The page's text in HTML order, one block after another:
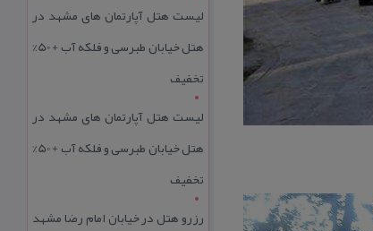
لیست هتل آپارتمان های مشهد در
هتل خیابان طبرسی و فلکه آب + 50%
تخفیف
لیست هتل آپارتمان های مشهد در
هتل خیابان طبرسی و فلکه آب + 50%
تخفیف
رزرو هتل در خیابان امام رضا مشهد